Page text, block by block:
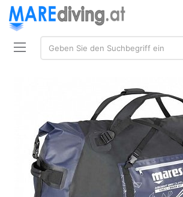
Suchen:
Geben Sie den Suchbegriff ein